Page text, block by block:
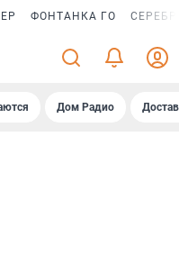
ФОНТАНКА ГО
Дом Радио